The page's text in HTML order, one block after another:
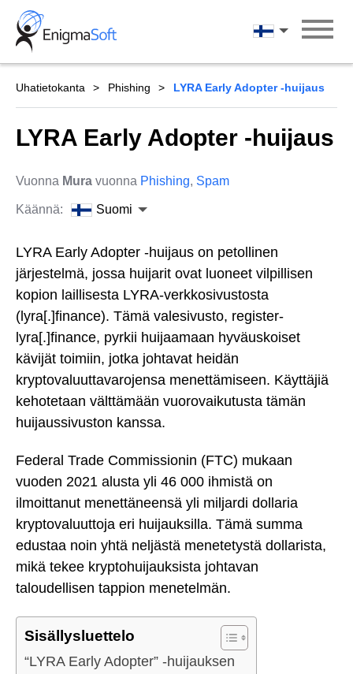
Skip
content
Suomi
Uhatietokanta Phishing LYRA Early Adopter -huijaus
LYRA Early Adopter -huijaus
Vuonna Mura vuonna Phishing, Spam
Käännä: Suomi
LYRA Early Adopter -huijaus on petollinen
järjestelmä, jossa huijarit ovat luoneet vilpillisen
kopion laillisesta LYRA-verkkosivustosta
(lyra[.]finance). Tämä valesivusto, register-
lyra[.]finance, pyrkii huijaamaan hyväuskoiset
kävijät toimiin, jotka johtavat heidän
kryptovaluuttavarojensa menettämiseen. Käyttäjiä
kehotetaan välttämään vuorovaikutusta tämän
huijaussivuston kanssa.
Federal Trade Commissionin (FTC) mukaan
vuoden 2021 alusta yli 46 000 ihmistä on
ilmoittanut menettäneensä yli miljardi dollaria
kryptovaluuttoja eri huijauksilla. Tämä summa
edustaa noin yhtä neljästä menetetystä dollarista,
mikä tekee kryptohuijauksista johtavan
taloudellisen tappion menetelmän.
Sisällysluettelo
“LYRA Early Adopter” -huijauksen